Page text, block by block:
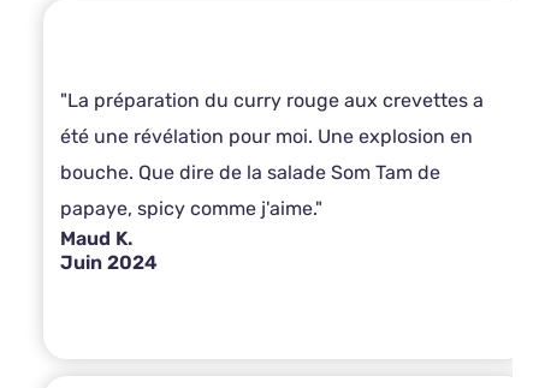
"La préparation du curry rouge aux crevettes a
été une révélation pour moi. Une explosion en
bouche. Que dire de la salade Som Tam de
papaye, spicy comme j'aime."
Maud K.
Juin 2024